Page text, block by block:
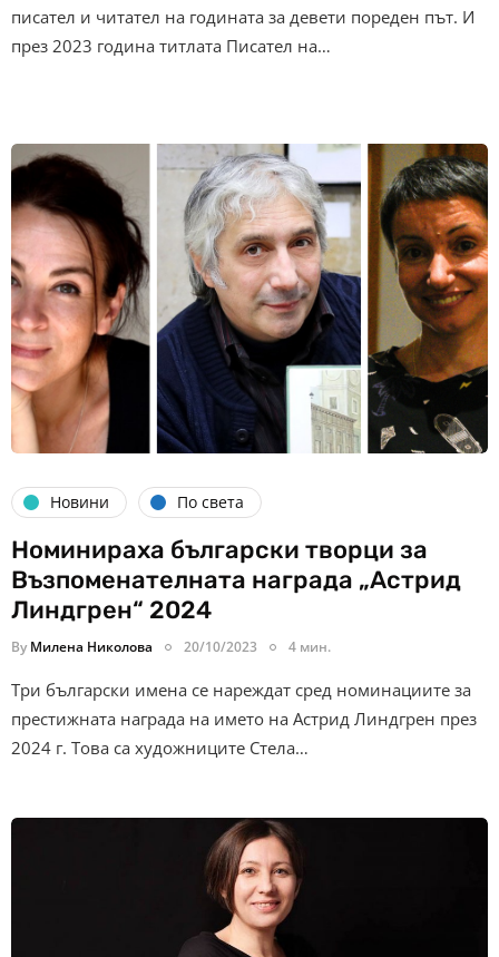
писател и читател на годината за девети пореден път. И
през 2023 година титлата Писател на…
Новини По света
Номинираха български творци за
Възпоменателната награда „Астрид
Линдгрен“ 2024
By Милена Николова 20/10/2023 4 мин.
Три български имена се нареждат сред номинациите за
престижната награда на името на Астрид Линдгрен през
2024 г. Това са художниците Стела…